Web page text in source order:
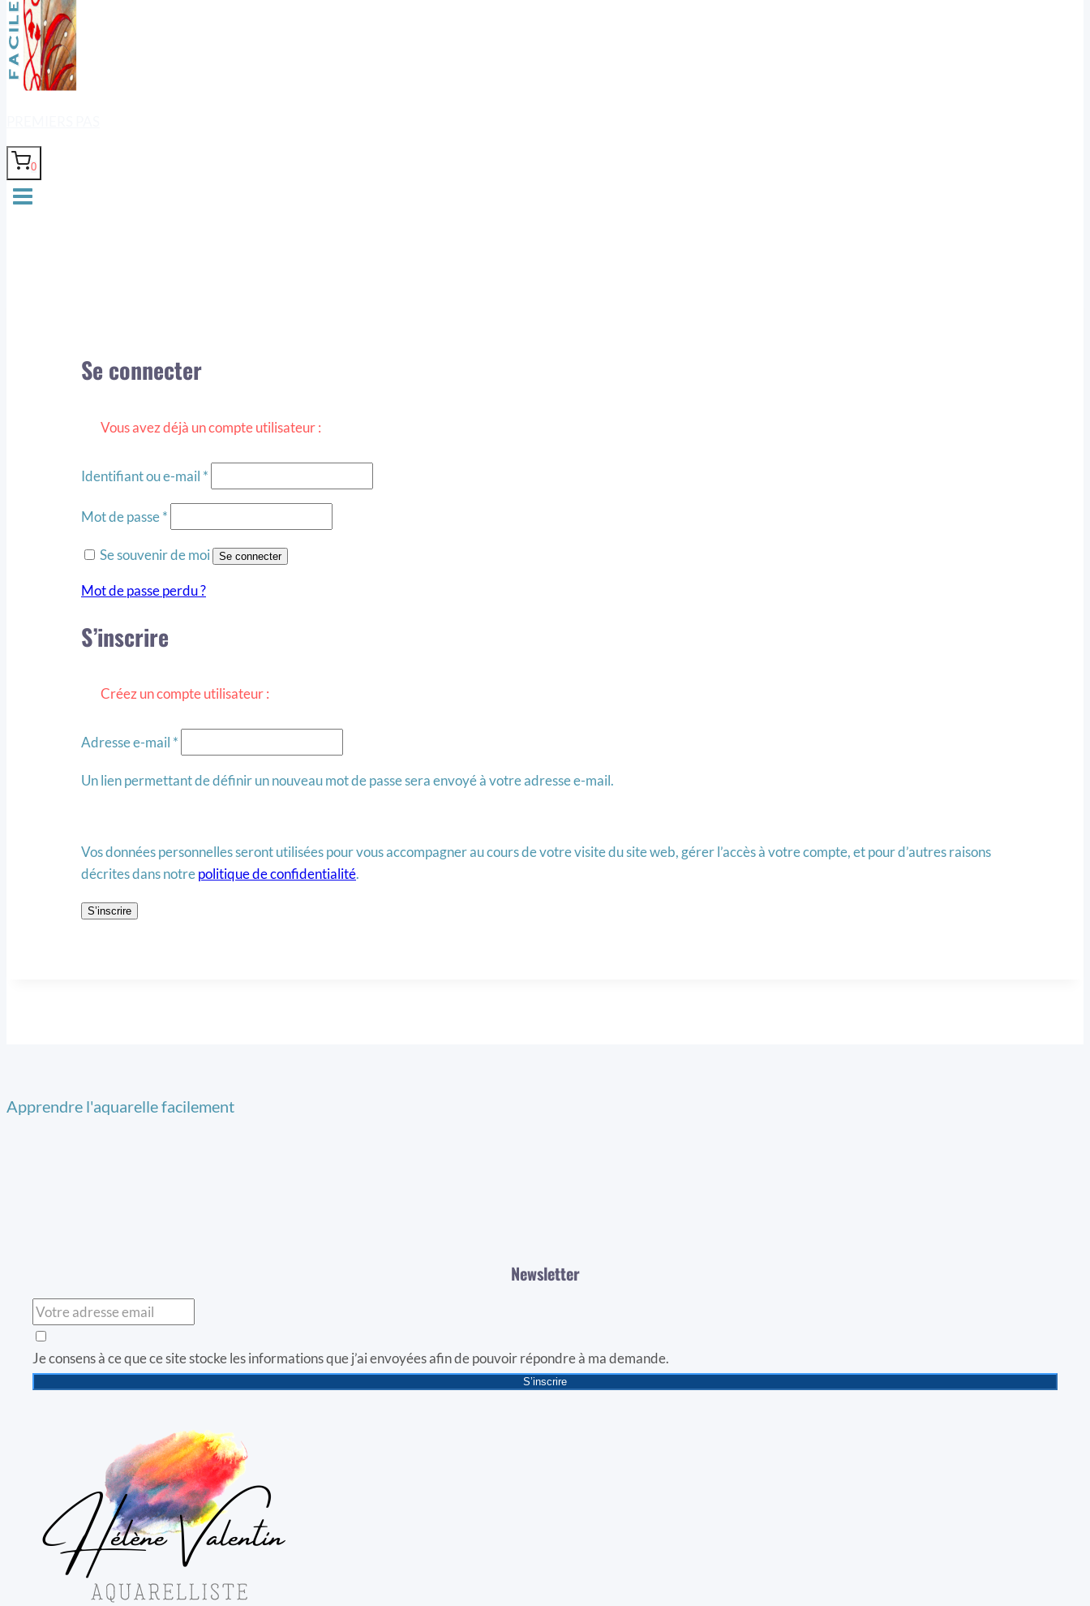
0
Se connecter
Identifiant ou e-mail *
Mot de passe*
Se souvenir de moi Se connecter
Mot de passe perdu ?
S’inscrire
Adresse e-mail *
Un lien permettant de définir un nouveau mot de passe sera envoyé à votre adresse e-mail.
Vos données personnelles seront utilisées pour vous accompagner au cours de votre visite du site web, gérer l’accès à votre compte, et pour d’autres raisons
décrites dans notrepolitique de confidentialité.
S’inscrire
Apprendre l'aquarelle facilement
Newsletter
Je consens à ce que ce site stocke les informations que j’ai envoyées afin de pouvoir répondre à ma demande.
S’inscrire